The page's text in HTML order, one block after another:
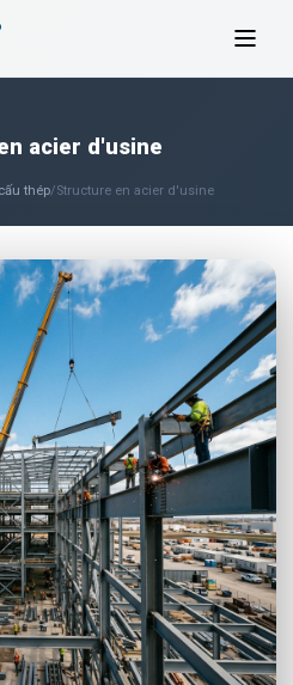
acier d'usine
thép/Structure en acier d'usine